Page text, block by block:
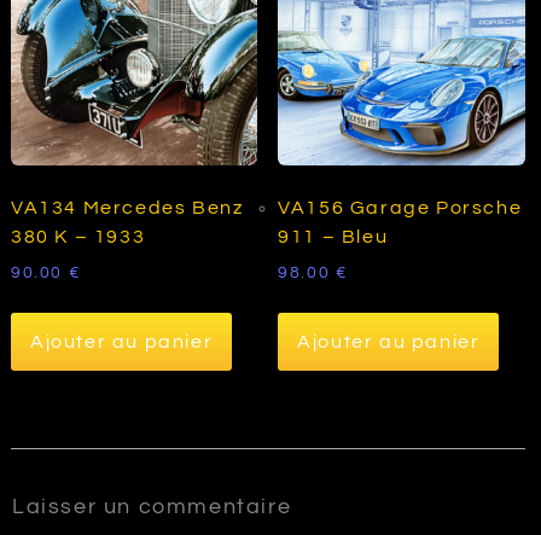
VA134 Mercedes Benz
380 K – 1933
90.00 €
Ajouter au panier
VA156 Garage Porsche
911 – Bleu
98.00 €
Ajouter au panier
Laisser un commentaire